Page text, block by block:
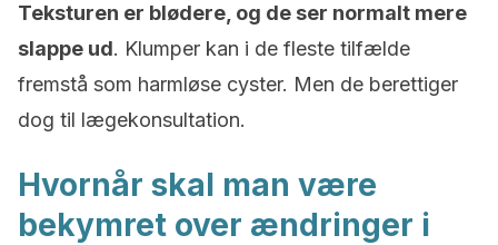
Teksturen er blødere, og de ser normalt mere
slappe ud. Klumper kan i de fleste tilfælde
fremstå som harmløse cyster. Men de berettiger
dog til lægekonsultation.
Hvornår skal man være
bekymret over ændringer i